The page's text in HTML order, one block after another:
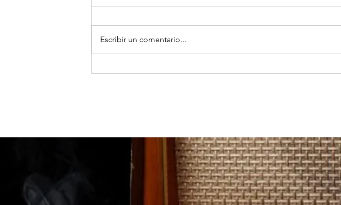
TOCOPILLA:Delegada Presidencial
REGIONAL: Llamado
Escribir un comentario...